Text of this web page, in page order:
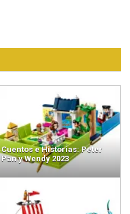
Cuentos e Historias: Peter
Pan y Wendy 2023